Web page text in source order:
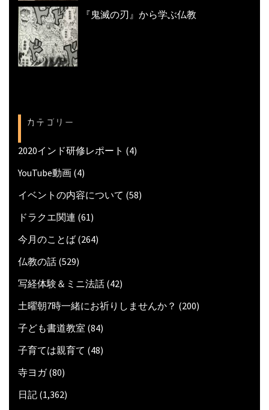
『鬼滅の刃』から学ぶ仏教
カテゴリー
2020インド研修レポート (4)
YouTube動画 (4)
イベントの内容について (58)
ドラクエ関連 (61)
今月のことば (264)
仏教の話 (529)
写経体験＆ミニ法話 (42)
土曜朝7時一緒にお祈りしませんか？ (200)
子ども書道教室 (84)
子育ては親育て (48)
寺ヨガ(80)
日記 (1,362)